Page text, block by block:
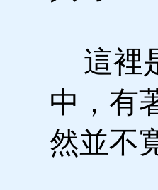
這裡
中，有
然並不